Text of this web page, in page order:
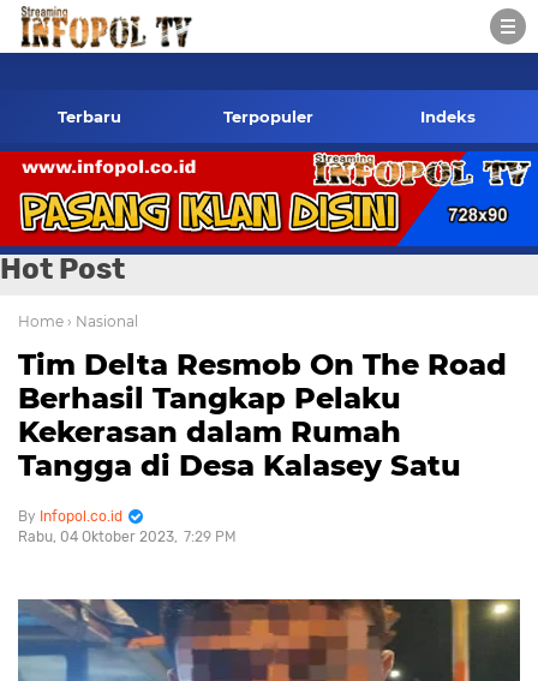
Kontak Redaksi- 085784424805 wa
Terbaru Terpopuler Indeks
Hot Post
Home › Nasional
Tim Delta Resmob On The Road
Berhasil Tangkap Pelaku
Kekerasan dalam Rumah
Tangga di Desa Kalasey Satu
Infopol.co.id
Rabu, 04 Oktober 2023 7:29 PM